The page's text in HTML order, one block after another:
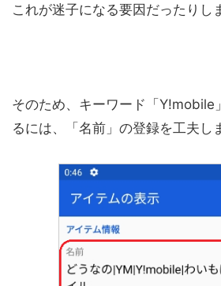
これが迷子になる要因だったりし
そのため、キーワード「Y!mobile
るには、「名前」の登録を工夫し